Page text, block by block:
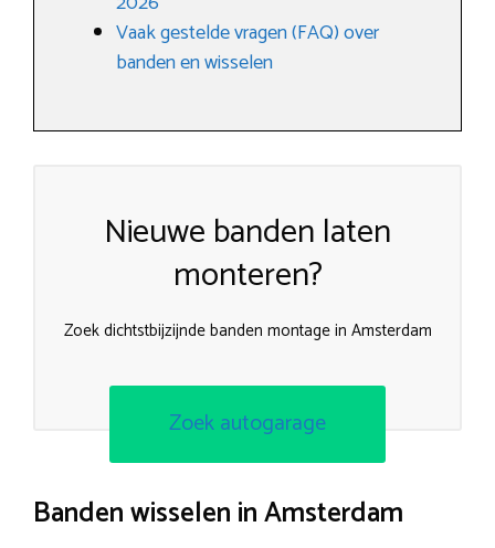
Vaak gestelde vragen (FAQ) over
banden en wisselen
Nieuwe banden laten
monteren?
Zoek dichtstbijzijnde banden montage in Amsterdam
Zoek autogarage
Banden wisselen in Amsterdam